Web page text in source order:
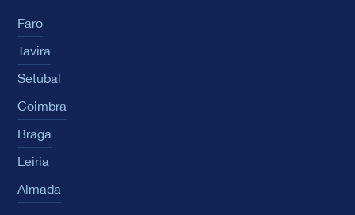
Faro
Tavira
Setúbal
Coimbra
Braga
Leiria
Almada